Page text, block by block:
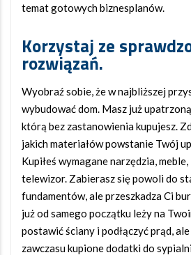
temat gotowych biznesplanów.
Korzystaj ze
rozwiązań.
Wyobraź sobie, że w najbliższej
wybudować dom. Masz już
którą bez zastanowienia kupujesz.
jakich materiałów powstanie Twój
Kupiłeś wymagane narzędzia,
telewizor. Zabierasz się powoli do
fundamentów, ale przeszkadza Ci
już od samego początku leży na
postawić ściany i podłączyć prąd,
zawczasu kupione dodatki do